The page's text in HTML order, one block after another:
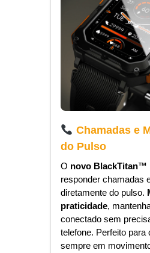
Chamadas e
do Pulso
O novo BlackTitan™️
responder chamadas
diretamente do pulso.
praticidade,
conectado sem
telefone. Perfeito para
sempre em